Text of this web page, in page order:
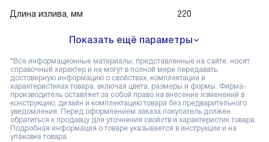
Длина излива, мм
220
Показать ещё параметры
*Все информационные материалы, представленные на сайте, носят
справочный характер и не могут в полной мере передавать
достоверную информацию о свойствах, комплектации и
характеристиках товара, включая цвета, размеры и формы. Фирма-
производитель оставляет за собой право на внесение изменений в
конструкцию, дизайн и комплектацию товара без предварительного
уведомления. Перед оформлением заказа покупатель должен
обратиться к продавцу для уточнения свойств и характеристик товара.
Подробная информация о товаре указывается в инструкции и на
упаковке товара.